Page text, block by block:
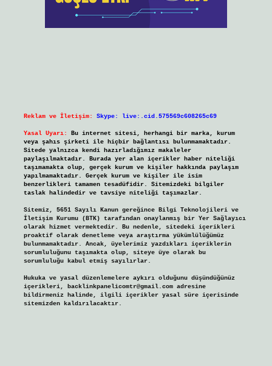
Reklam ve İletişim: Skype: live:.cid.575569c608265c69
Yasal Uyarı:
Bu internet sitesi, herhangi bir marka, kurum
veya şahıs şirketi ile hiçbir bağlantısı bulunmamaktadır.
Sitede yalnızca kendi hazırladığımız makaleler
paylaşılmaktadır. Burada yer alan içerikler haber niteliği
taşımamakta olup, gerçek kurum ve kişiler hakkında paylaşım
yapılmamaktadır. Gerçek kurum ve kişiler ile isim
benzerlikleri tamamen tesadüfidir. Sitemizdeki bilgiler
taslak halindedir ve tavsiye niteliği taşımazlar.
Sitemiz, 5651 Sayılı Kanun gereğince Bilgi Teknolojileri ve
İletişim Kurumu (BTK) tarafından onaylanmış bir Yer Sağlayıcı
olarak hizmet vermektedir. Bu nedenle, sitedeki içerikleri
proaktif olarak denetleme veya araştırma yükümlülüğümüz
bulunmamaktadır. Ancak, üyelerimiz yazdıkları içeriklerin
sorumluluğunu taşımakta olup, siteye üye olarak bu
sorumluluğu kabul etmiş sayılırlar.
Hukuka ve yasal düzenlemelere aykırı olduğunu düşündüğünüz
içerikleri, backlinkpanelicomtr@gmail.comadresine
bildirmeniz halinde, ilgili içerikler yasal süre içerisinde
sitemizden kaldırılacaktır.